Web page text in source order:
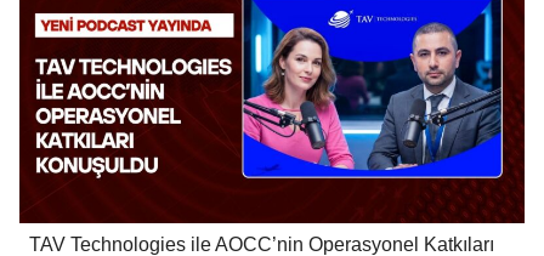
TAV Technologies ile AOCC’nin Operasyonel Katkıları